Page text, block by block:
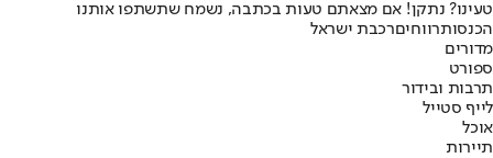
טעינו? נתקן! אם מצאתם טעות בכתבה, נשמח שתשתפו אותנו
הכנסותרווחיםרכבת ישראל
מדורים
ספורט
תרבות ובידור
לייף סטייל
אוכל
תיירות